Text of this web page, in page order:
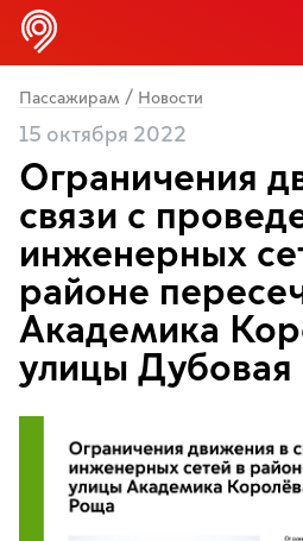
Пассажирам / Новости
15 октября 2022
Ограничения
связи с
инженерных
районе
Академика
улицы